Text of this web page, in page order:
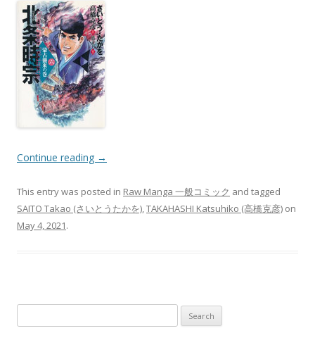
Continue reading →
This entry was posted in Raw Manga 一般コミック and tagged
SAITO Takao (さいとうたかを),TAKAHASHI Katsuhiko (高橋克彦) on
May 4, 2021.
for: